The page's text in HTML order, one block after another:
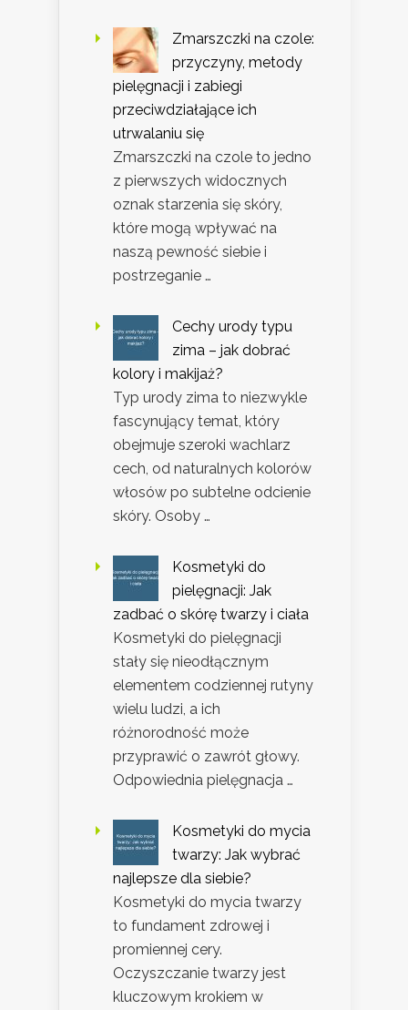
Zmarszczki na czole:
przyczyny, metody
pielęgnacji i zabiegi
przeciwdziałające ich
utrwalaniu się
Zmarszczki na czole to jedno
z pierwszych widocznych
oznak starzenia się skóry,
które mogą wpływać na
naszą pewność siebie i
postrzeganie …
Cechy urody typu
zima – jak dobrać
kolory i makijaż?
Typ urody zima to niezwykle
fascynujący temat, który
obejmuje szeroki wachlarz
cech, od naturalnych kolorów
włosów po subtelne odcienie
skóry. Osoby …
Kosmetyki do
pielęgnacji: Jak
zadbać o skórę twarzy i ciała
Kosmetyki do pielęgnacji
stały się nieodłącznym
elementem codziennej rutyny
wielu ludzi, a ich
różnorodność może
przyprawić o zawrót głowy.
Odpowiednia pielęgnacja …
Kosmetyki do mycia
twarzy: Jak wybrać
najlepsze dla siebie?
Kosmetyki do mycia twarzy
to fundament zdrowej i
promiennej cery.
Oczyszczanie twarzy jest
kluczowym krokiem w